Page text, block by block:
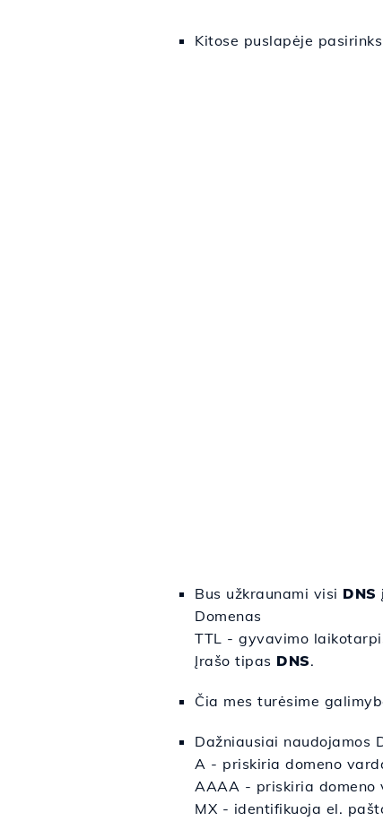
Kitose puslapėje
Bus užkraunami visi DNS
Domenas
TTL - gyvavimo
Įrašo tipas DNS.
Čia mes turėsime
Dažniausiai naudojamos
A - priskiria domeno
AAAA - priskiria domeno
MX - identifikuoja el.